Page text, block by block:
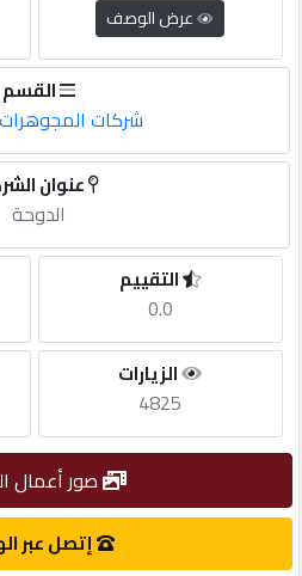
English
أضف
مطلوب
طلب
الاحصائيات
عرض الوصف
القسم
شركات
عنوان
الدوحة
التقييم
0.0
الزيارات
4825
صور أعمال
إتصل عبر